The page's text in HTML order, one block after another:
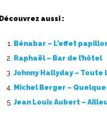
Découvrez aussi :
Bénabar – L’effet
Raphaël – Bar de l’hôtel
Johnny Hallyday – Toute
Michel Berger –
Jean Louis Aubert –